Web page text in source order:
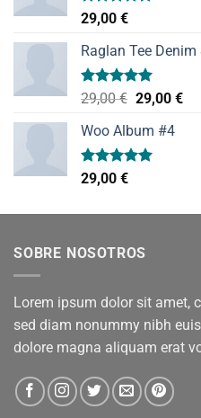
Valorado
con
de 5
29,00 €
Raglan Tee
Valorado
de 5
29,00€ El
original
era:
29,00 €El
Woo Album #4
Valorado
con
29,00 €
SOBRE NOSOTROS
Lorem ipsum dolor sit amet,
sed diam nonummy nibh
dolore magna aliquam erat